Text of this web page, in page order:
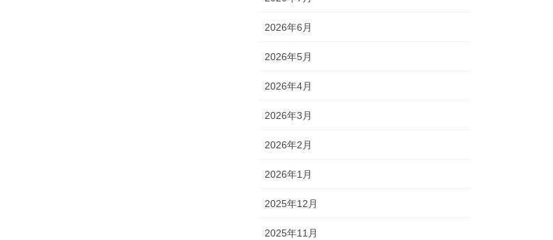
2026年6月
2026年5月
2026年4月
2026年3月
2026年2月
2026年1月
2025年12月
2025年11月